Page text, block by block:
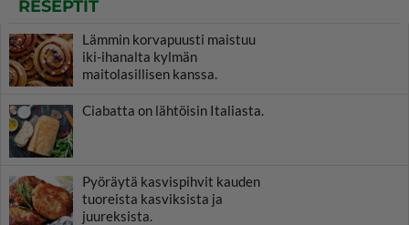
RESEPTIT
Lämmin korvapuusti maistuu
iki-ihanalta kylmän
maitolasillisen kanssa.
Ciabatta on lähtöisin Italiasta.
Pyöräytä kasvispihvit kauden
tuoreista kasviksista ja
juureksista.